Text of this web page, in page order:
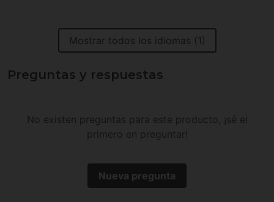
Mostrar todos los idiomas (1)
Preguntas y respuestas
No existen preguntas para este producto, ¡sé el
primero en preguntar!
Nueva pregunta